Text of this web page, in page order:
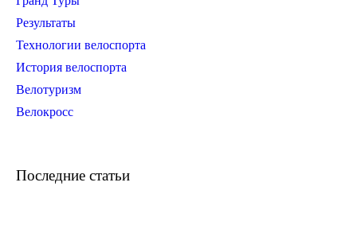
Результаты
Технологии велоспорта
История велоспорта
Велотуризм
Велокросс
Последние статьи